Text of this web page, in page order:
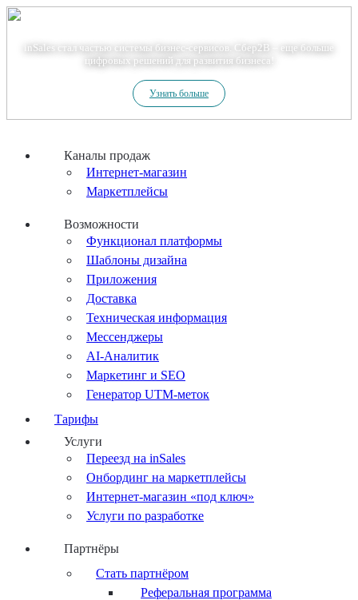
inSales стал частью системы бизнес-сервисов. Сбер2В – еще больше
цифровых решений для развития бизнеса!
Узнать больше
Каналы продаж
Интернет-магазин
Маркетплейсы
Возможности
Функционал платформы
Шаблоны дизайна
Приложения
Доставка
Техническая информация
Мессенджеры
AI-Аналитик
Маркетинг и SEO
Генератор UTM-меток
Тарифы
Услуги
Переезд на inSales
Онбординг на маркетплейсы
Интернет-магазин «под ключ»
Услуги по разработке
Партнёры
Стать партнёром
Реферальная программа